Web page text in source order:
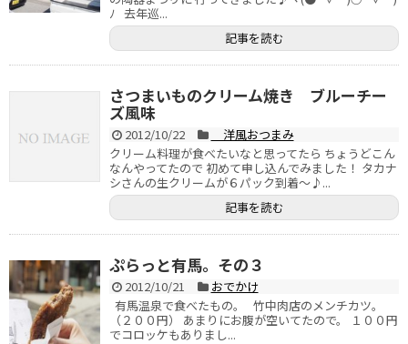
ﾉ 去年巡...
記事を読む
さつまいものクリーム焼き ブルーチー
ズ風味
2012/10/22
洋風おつまみ
クリーム料理が食べたいなと思ってたら ちょうどこん
なんやってたので 初めて申し込んでみました！ タカナ
シさんの生クリームが６パック到着～♪...
記事を読む
ぷらっと有馬。その３
2012/10/21
おでかけ
有馬温泉で食べたもの。 竹中肉店のメンチカツ。
（２００円） あまりにお腹が空いてたので。 １００円
でコロッケもありまし...